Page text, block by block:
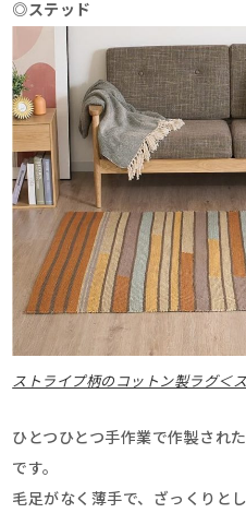
◎ ステッド
ストライプ柄のコットン製ラグ＜
ひとつひとつ手作業で作製され
です。
毛足がなく薄手で、ざっくりと